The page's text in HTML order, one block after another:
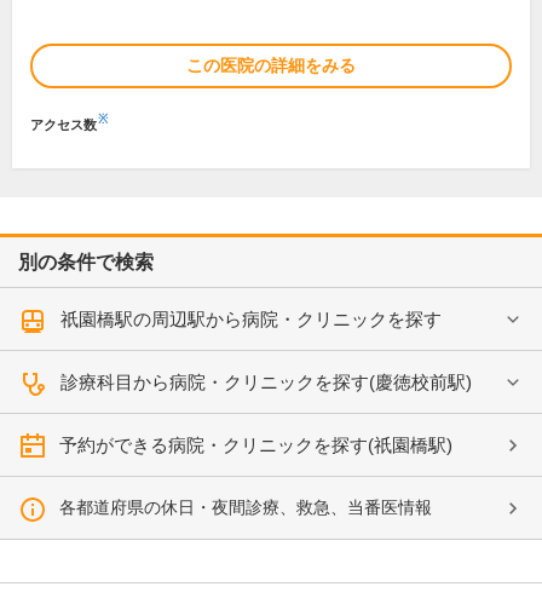
この医院の詳細をみる
アクセス数※
別の条件で検索
祇園橋駅の周辺駅から病院・クリニックを探す
診療科目から病院・クリニックを探す(慶徳校前駅)
予約ができる病院・クリニックを探す(祇園橋駅)
各都道府県の休日・夜間診療、救急、当番医情報